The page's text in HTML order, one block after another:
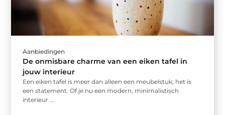
Aanbiedingen
De onmisbare charme van een eiken tafel in
jouw interieur
Een eiken tafel is meer dan alleen een meubelstuk; het is
een statement. Of je nu een modern, minimalistisch
interieur ...